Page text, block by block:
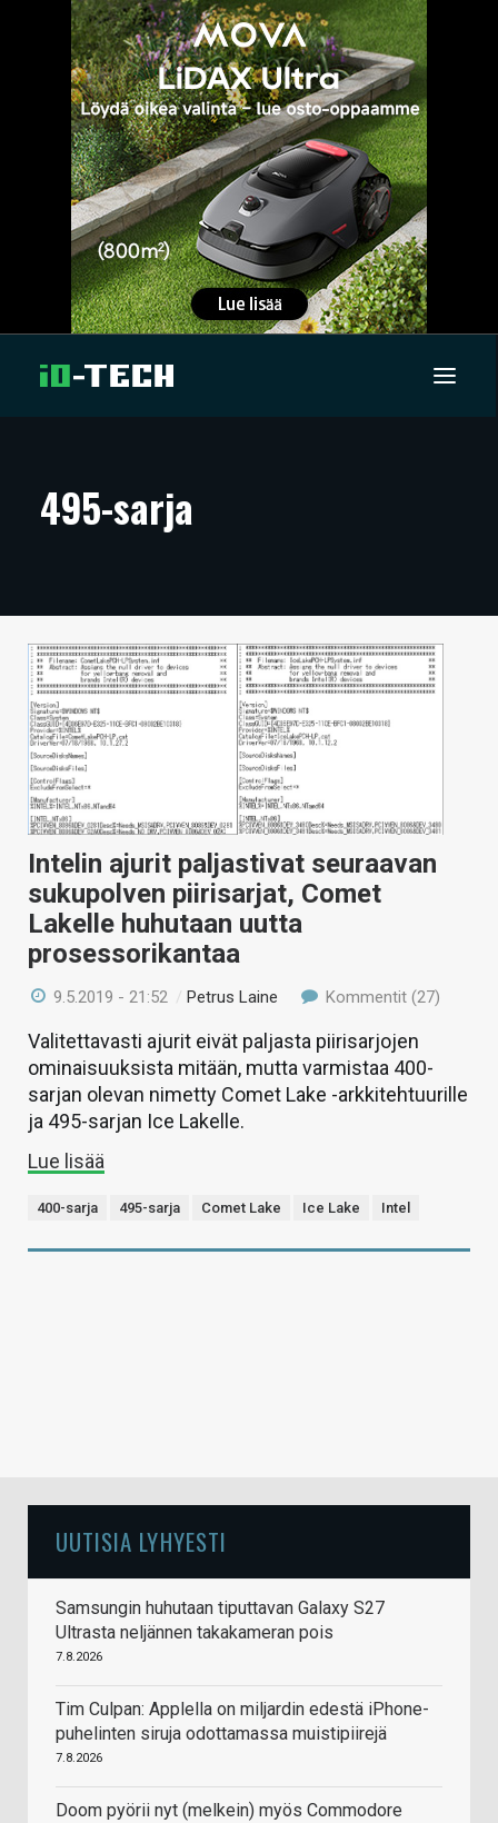
ARTIKKELIT
TECHBBS
TIETOA
HINTA.FI
KAUPPA
VAIHDA TEEMA
HAKU
495-sarja
Intelin ajurit paljastivat seuraavan
sukupolven piirisarjat, Comet
Lakelle huhutaan uutta
prosessorikantaa
9.5.2019 - 21:52 /Petrus Laine Kommentit (27)
Valitettavasti ajurit eivät paljasta piirisarjojen
ominaisuuksista mitään, mutta varmistaa 400-
sarjan olevan nimetty Comet Lake -arkkitehtuurille
ja 495-sarjan Ice Lakelle.
Lue lisää
400-sarja 495-sarja Comet Lake Ice Lake Intel
UUTISIA LYHYESTI
Samsungin huhutaan tiputtavan Galaxy S27
Ultrasta neljännen takakameran pois
7.8.2026
Tim Culpan: Applella on miljardin edestä iPhone-
puhelinten siruja odottamassa muistipiirejä
7.8.2026
Doom pyörii nyt (melkein) myös Commodore